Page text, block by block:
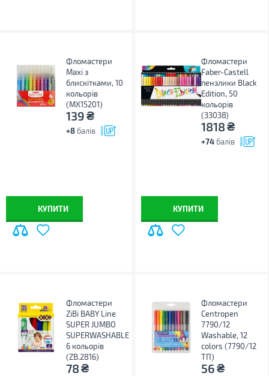
Фломастери
Maxi з
блискітками, 10
кольорів
(MX15201)
139₴
+8 балів
КУПИТИ
Фломастери
Faber-Castell
пензлики Black
Edition, 50
кольорів
(33038)
1818₴
+74 балів
КУПИТИ
Фломастери
ZiBi BABY Line
SUPER JUMBO
SUPERWASHABLE
6 кольорів
(ZB.2816)
78₴
Фломастери
Centropen
7790/12
Washable, 12
colors (7790/12
ТП)
56₴